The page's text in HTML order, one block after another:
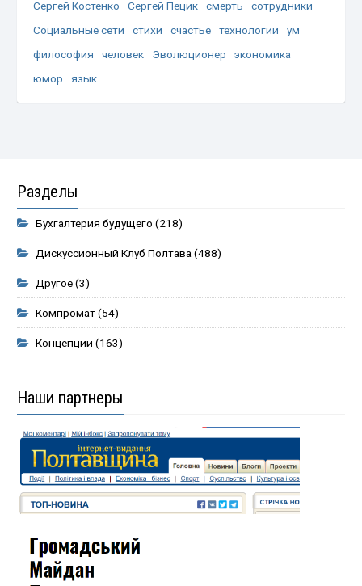
Сергей Костенко
Сергей Пецик смерть
сотрудники
Социальные сети
стихи счастье технологии
ум
философия
человек Эволюционер
экономика
юмор
язык
Разделы
Бухгалтерия будущего (218)
Дискуссионный Клуб Полтава (488)
Другое(3)
Компромат(54)
Концепции (163)
Наши партнеры